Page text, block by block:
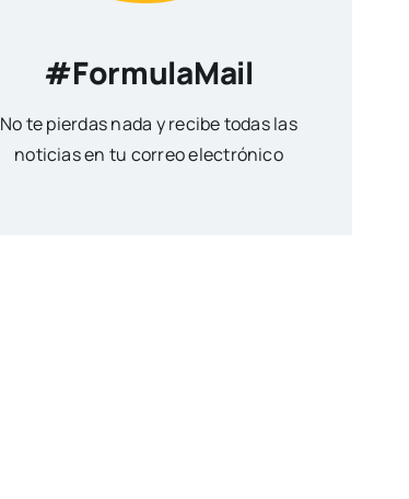
#FormulaMail
No te pierdas nada y recibe todas las
noticias en tu correo electrónico